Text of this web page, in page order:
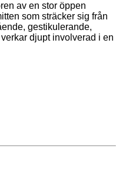
av en stor öppen
som sträcker sig från
gestikulerande,
djupt involverad i en